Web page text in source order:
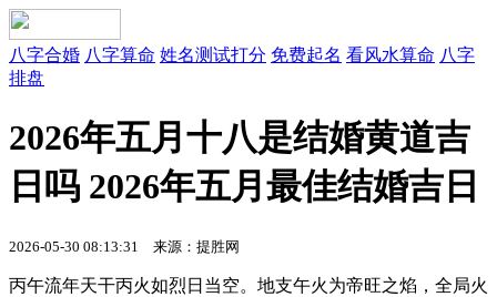
八字合婚 八字算命 姓名测试打分 免费起名 看风水算命 八字
排盘
2026年五月十八是结婚黄道吉
日吗 2026年五月最佳结婚吉日
2026-05-30 08:13:31 来源：提胜网
丙午流年天干丙火如烈日当空。地支午火为帝旺之焰，全局火